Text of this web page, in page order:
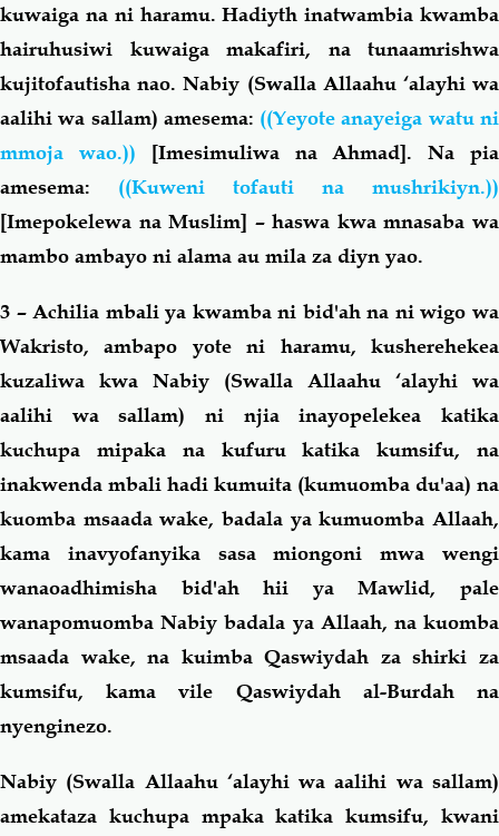
kuwaiga na ni haramu. Hadiyth inatwambia kwamba
hairuhusiwi kuwaiga makafiri, na tunaamrishwa
kujitofautisha nao. Nabiy (Swalla Allaahu ‘alayhi wa
aalihi wa sallam) amesema: ((Yeyote anayeiga watu ni
mmoja wao.)) [Imesimuliwa na Ahmad].
Na pia
amesema: ((Kuweni tofauti na mushrikiyn.))
[Imepokelewa na Muslim] – haswa kwa mnasaba wa
mambo ambayo ni alama au mila za diyn yao.
3 – Achilia mbali ya kwamba ni bid'ah na ni wigo wa
Wakristo, ambapo yote ni haramu, kusherehekea
kuzaliwa kwa Nabiy (Swalla Allaahu ‘alayhi wa
aalihi wa sallam) ni njia inayopelekea katika
kuchupa mipaka na kufuru katika kumsifu, na
inakwenda mbali hadi kumuita (kumuomba du'aa) na
kuomba msaada wake, badala ya kumuomba Allaah,
kama inavyofanyika sasa miongoni mwa wengi
wanaoadhimisha bid'ah hii ya Mawlid, pale
wanapomuomba Nabiy badala ya Allaah, na kuomba
msaada wake, na kuimba Qaswiydah za shirki za
kumsifu, kama vile Qaswiydah al-Burdah na
nyenginezo.
Nabiy (Swalla Allaahu ‘alayhi wa aalihi wa sallam)
amekataza kuchupa mpaka katika kumsifu, kwani